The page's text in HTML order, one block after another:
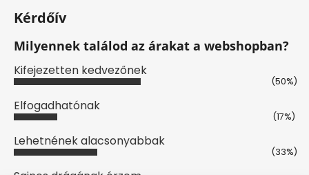
Kérdőív
Milyennek találod az árakat a webshopban?
Kifejezetten kedvezőnek
(50%)
Elfogadhatónak
(17%)
Lehetnének alacsonyabbak
(33%)